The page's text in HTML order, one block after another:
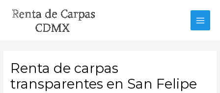
Renta de carpas
transparentes en San Felipe